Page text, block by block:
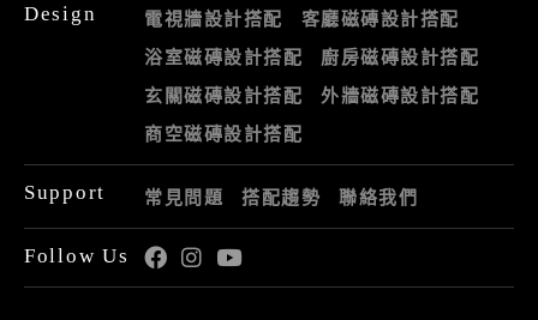
Design 電視牆設計搭配
客廳磁磚設計搭配
浴室磁磚設計搭配
廚房磁磚設計搭配
玄關磁磚設計搭配
外牆磁磚設計搭配
商空磁磚設計搭配
Support 常見問題 搭配趨勢 聯絡我們
Follow Us